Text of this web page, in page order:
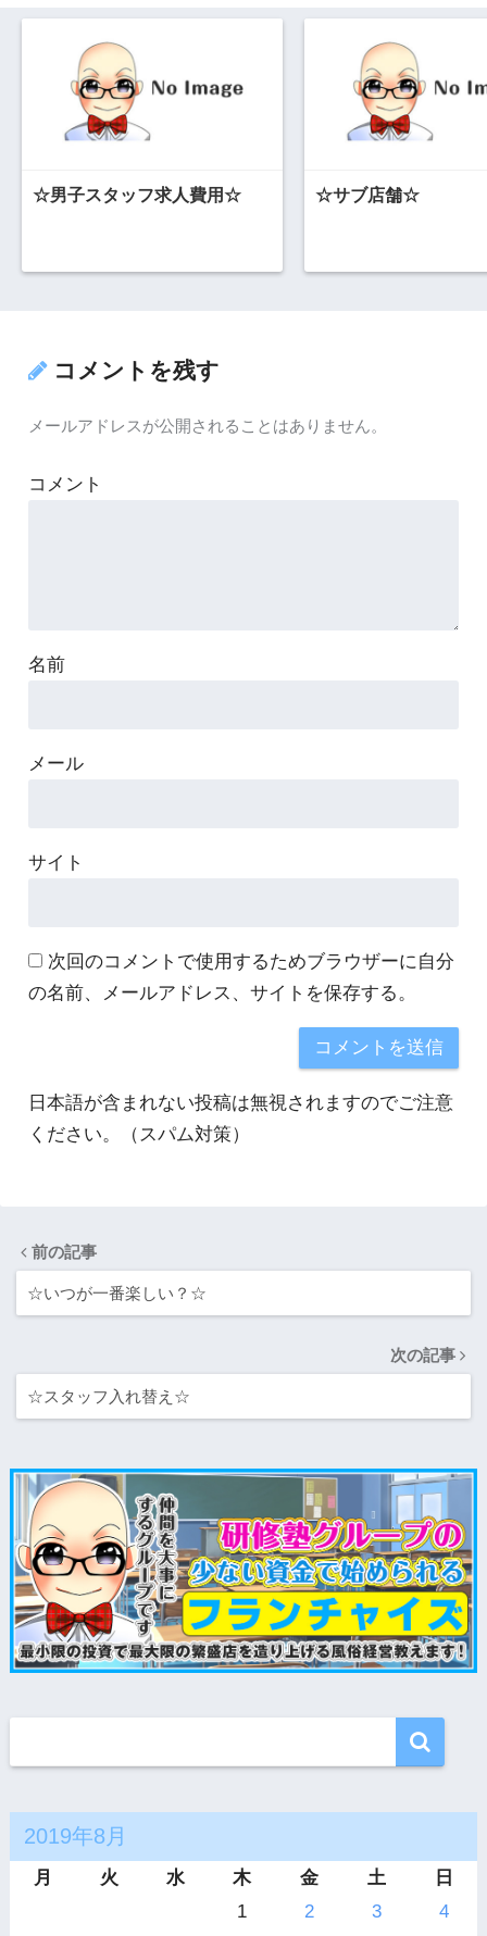
☆男子スタッフ求人費用☆ ☆サブ店舗☆
コメントを残す
メールアドレスが公開されることはありません。
コメント
名前
メール
サイト
次回のコメントで使用するためブラウザーに自分
の名前、メールアドレス、サイトを保存する。
日本語が含まれない投稿は無視されますのでご注意
ください。（スパム対策）
前の記事
☆いつが一番楽しい？☆
次の記事
☆スタッフ入れ替え☆
2019年8月
月 火 水 木 金 土
日
1
2 3
4